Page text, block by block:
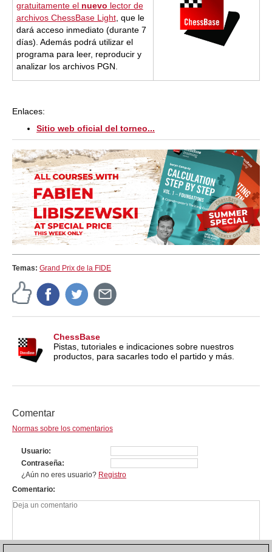
gratuitamente el nuevo lector de
archivos ChessBase Light, que le
dará acceso inmediato (durante 7
días). Además podrá utilizar el
programa para leer, reproducir y
analizar los archivos PGN.
Enlaces:
Sitio web oficial del torneo...
Temas: Grand Prix de la FIDE
ChessBase
Pistas, tutoriales e indicaciones sobre nuestros
productos, para sacarles todo el partido y más.
Comentar
Normas sobre los comentarios
Usuario
Contraseña
¿Aún no eres usuario? Registro
Comentario